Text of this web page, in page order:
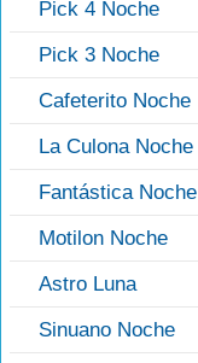
Pick 4 Noche
Pick 3 Noche
Cafeterito Noche
La Culona Noche
Fantástica Noche
Motilon Noche
Astro Luna
Sinuano Noche